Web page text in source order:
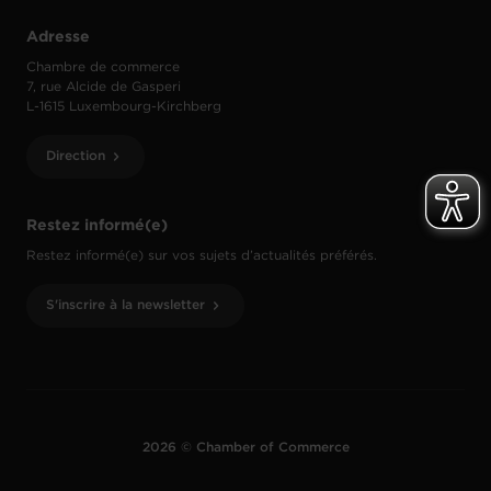
Restez informé(e)
Restez informé(e) sur vos sujets d’actualités préférés.
S'inscrire à la newsletter
Adresse
Chambre de commerce
7, rue Alcide de Gasperi
L-1615 Luxembourg-Kirchberg
Direction
2026 © Chamber of Commerce